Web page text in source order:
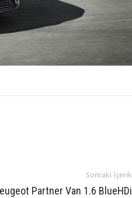
Sonraki İçerik
Partner Van 1.6 BlueHDi